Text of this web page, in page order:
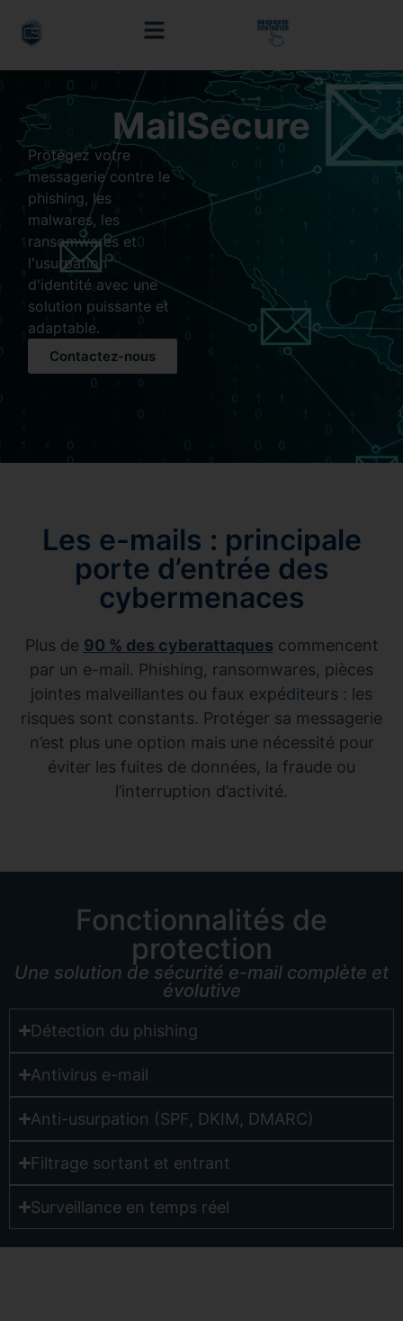
MailSecure
Protégez votre
messagerie contre le
phishing, les
malwares, les
ransomwares et
l'usurpation
d'identité avec une
solution puissante et
adaptable.
Contactez-nous
Les e-mails : principale
porte d’entrée des
cybermenaces
Plus de 90 % des cyberattaques commencent
par un e-mail. Phishing, ransomwares, pièces
jointes malveillantes ou faux expéditeurs : les
risques sont constants. Protéger sa messagerie
n’est plus une option mais une nécessité pour
éviter les fuites de données, la fraude ou
l’interruption d’activité.
Fonctionnalités de
protection
Une solution de sécurité e-mail complète et
évolutive
Détection du phishing​
Antivirus e-mail​
Anti-usurpation (SPF, DKIM, DMARC)​
Filtrage sortant et entrant​
Surveillance en temps réel​